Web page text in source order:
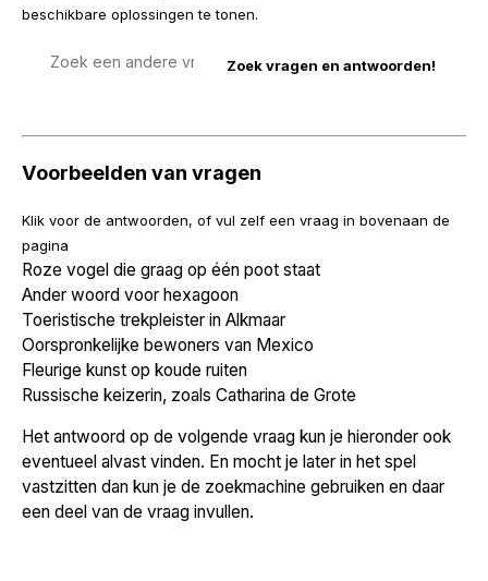
beschikbare oplossingen te tonen.
Voorbeelden van vragen
Klik voor de antwoorden, of vul zelf een vraag in bovenaan de
pagina
Roze vogel die graag op één poot staat
Ander woord voor hexagoon
Toeristische trekpleister in Alkmaar
Oorspronkelijke bewoners van Mexico
Fleurige kunst op koude ruiten
Russische keizerin, zoals Catharina de Grote
Het antwoord op de volgende vraag kun je hieronder ook
eventueel alvast vinden. En mocht je later in het spel
vastzitten dan kun je de zoekmachine gebruiken en daar
een deel van de vraag invullen.